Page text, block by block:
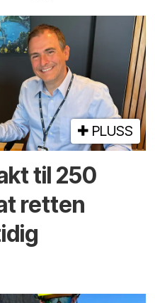
PLUSS
til 250
retten